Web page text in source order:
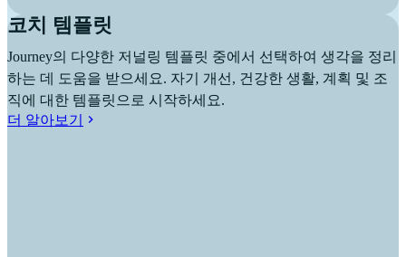
코치 템플릿
Journey의 다양한 저널링 템플릿 중에서 선택하여 생각을 정리
하는 데 도움을 받으세요. 자기 개선, 건강한 생활, 계획 및 조
직에 대한 템플릿으로 시작하세요.
더 알아보기